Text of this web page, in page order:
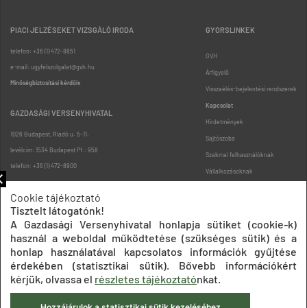
PIACI JELZÉSEKET VIZSGÁLÓ IRODA
telefon: +36 (1) 472-8851
e-mail: ugyfelszolgalat@gvh.hu
Minőségbiztosítási kérdőív
GAZDASÁGI VERSENYHIVATAL
1026 Budapest, Riadó u. 5-11.
levélcím: 1534 Budapest Pf.: 958
telefon: +36 (1) 472-8900
GYORSLINKEK
GVH
Árfigyelő
Visszaélés-bejelentési rendszerek
Kapcsolat
Hirdetmények
Sajtószoba
Szakmai felhasználóknak
Vállalkozásoknak
Oldaltérkép
Cookie tájékoztató
Tisztelt látogatónk!
A Gazdasági Versenyhivatal honlapja sütiket (cookie-k)
használ a weboldal működtetése (szükséges sütik) és a
honlap használatával kapcsolatos információk gyűjtése
érdekében (statisztikai sütik). Bővebb információkért
kérjük, olvassa el részletes tájékoztatónkat.